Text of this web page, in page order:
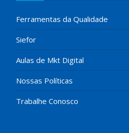
Ferramentas da Qualidade
Siefor
Aulas de Mkt Digital
Nossas Políticas
Trabalhe Conosco